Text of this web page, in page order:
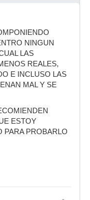
NINGUN
LAS
REALES,
E INCLUSO LAS
MAL Y SE
ESTOY
PARA PROBARLO